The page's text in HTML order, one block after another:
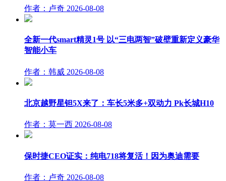
作者：卢奇 2026-08-08
全新一代smart精灵1号 以“三电两智”破壁重新定义豪华
智能小车
作者：韩威 2026-08-08
北京越野星钽5X来了：车长5米多+双动力 Pk长城H10
作者：莫一西 2026-08-08
保时捷CEO证实：纯电718将复活！因为奥迪需要
作者：卢奇 2026-08-08